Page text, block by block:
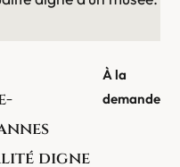
digne
À la
demande